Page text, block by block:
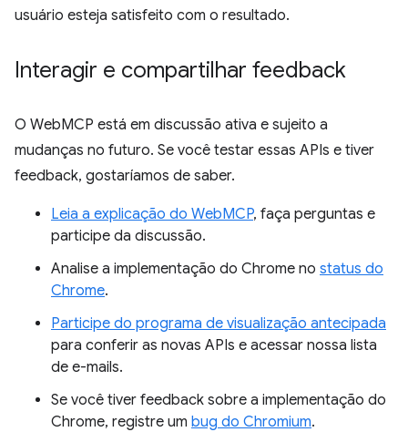
usuário esteja satisfeito com o resultado.
Interagir e compartilhar feedback
O WebMCP está em discussão ativa e sujeito a
mudanças no futuro. Se você testar essas APIs e tiver
feedback, gostaríamos de saber.
Leia a explicação do WebMCP, faça perguntas e
participe da discussão.
Analise a implementação do Chrome no status do
Chrome.
Participe do programa de visualização antecipada
para conferir as novas APIs e acessar nossa lista
de e-mails.
Se você tiver feedback sobre a implementação do
Chrome, registre um bug do Chromium.